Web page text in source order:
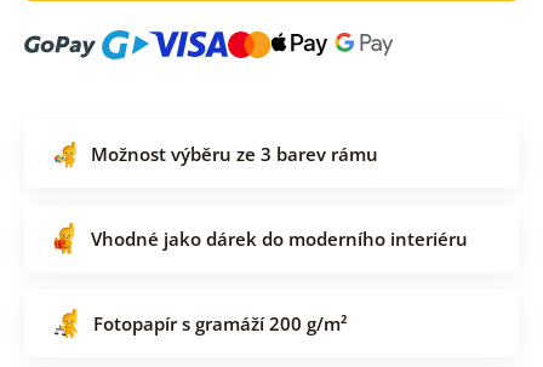
Možnost výběru ze 3 barev rámu
Vhodné jako dárek do moderního interiéru
Fotopapír s gramáží 200 g/m²